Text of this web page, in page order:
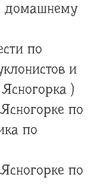
домашнему
по
и
)
по
по
по